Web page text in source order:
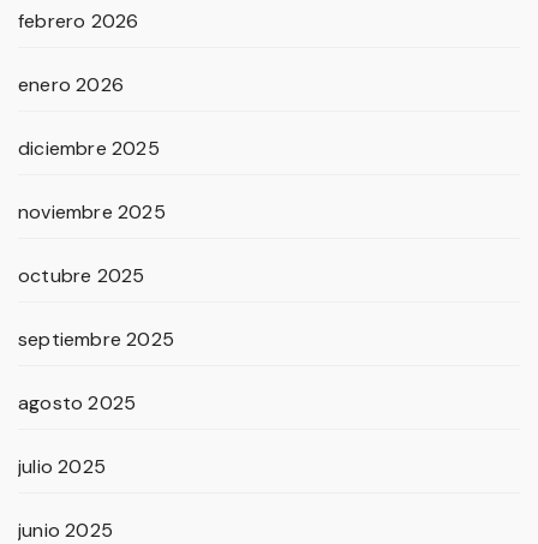
febrero 2026
enero 2026
diciembre 2025
noviembre 2025
octubre 2025
septiembre 2025
agosto 2025
julio 2025
junio 2025